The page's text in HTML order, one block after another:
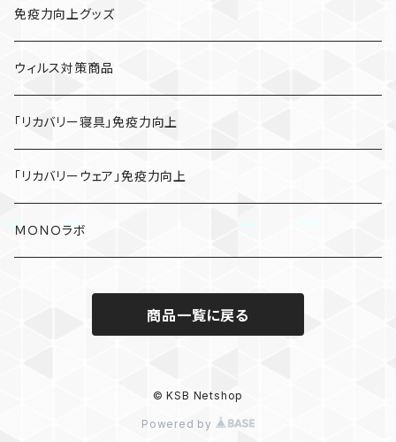
免疫力向上グッズ
ウィルス対策商品
「リカバリー寝具」免疫力向上
「リカバリーウェア」免疫力向上
ＭＯＮＯラボ
商品一覧に戻る
© KSB Netshop
Powered by